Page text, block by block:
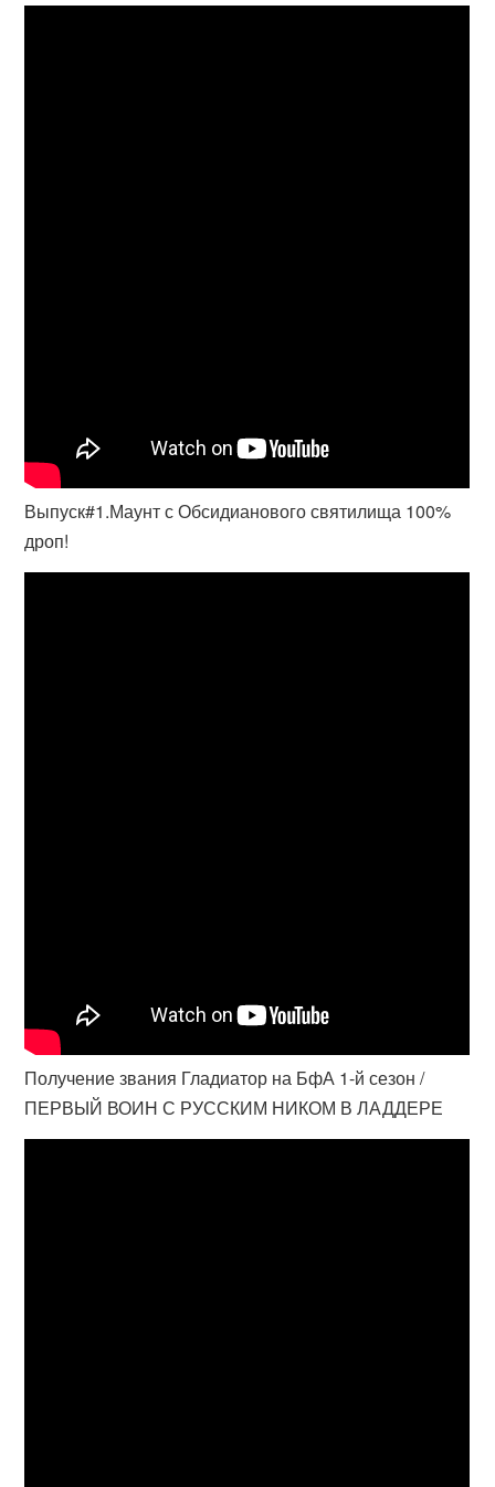
Выпуск#1.Маунт с Обсидианового святилища 100%
дроп!
Получение звания Гладиатор на БфА 1-й сезон /
ПЕРВЫЙ ВОИН С РУССКИМ НИКОМ В ЛАДДЕРЕ